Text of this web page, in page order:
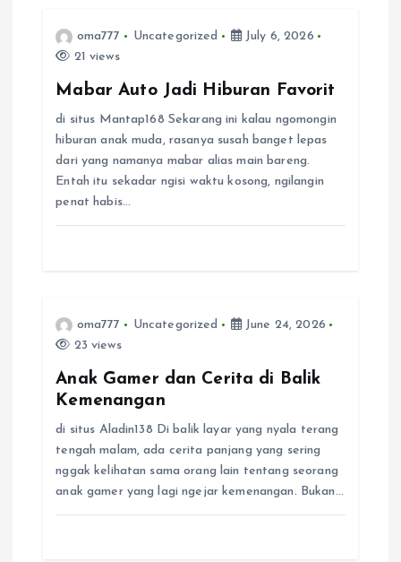
oma777 Uncategorized
July 6, 2026
21 views
Mabar Auto Jadi Hiburan Favorit
di situs Mantap168 Sekarang ini kalau ngomongin
hiburan anak muda, rasanya susah banget lepas
dari yang namanya mabar alias main bareng.
Entah itu sekadar ngisi waktu kosong, ngilangin
penat habis…
oma777 Uncategorized
June 24, 2026
23 views
Anak Gamer dan Cerita di Balik
Kemenangan
di situs Aladin138 Di balik layar yang nyala terang
tengah malam, ada cerita panjang yang sering
nggak kelihatan sama orang lain tentang seorang
anak gamer yang lagi ngejar kemenangan. Bukan…